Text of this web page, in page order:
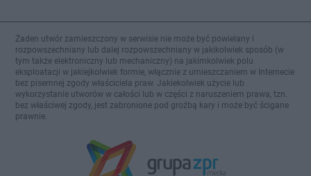
Żaden utwór zamieszczony w serwisie nie może być powielany i
rozpowszechniany lub dalej rozpowszechniany w jakikolwiek sposób (w
tym także elektroniczny lub mechaniczny) na jakimkolwiek polu
eksploatacji w jakiejkolwiek formie, włącznie z umieszczaniem w Internecie
bez pisemnej zgody właściciela praw. Jakiekolwiek użycie lub
wykorzystanie utworów w całości lub w części z naruszeniem prawa, tzn.
bez właściwej zgody, jest zabronione pod groźbą kary i może być ścigane
prawnie.